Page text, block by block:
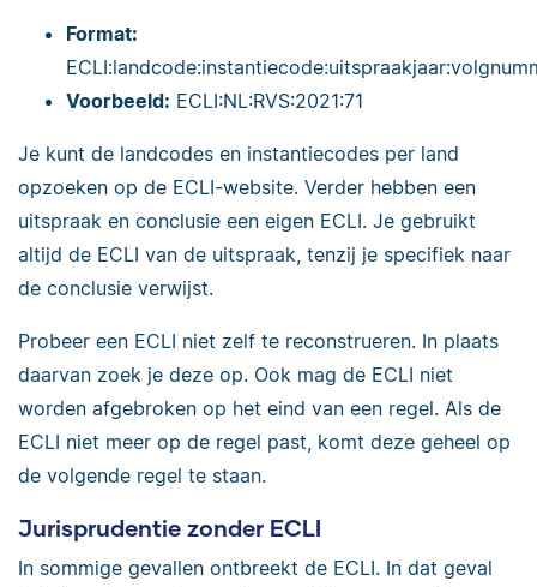
Format:
Voorbeeld: ECLI:NL:RVS:2021:71
Je kunt de landcodes en instantiecodes per land
opzoeken op de ECLI-website. Verder hebben een
uitspraak en conclusie een eigen ECLI. Je gebruikt
altijd de ECLI van de uitspraak, tenzij je specifiek naar
de conclusie verwijst.
Probeer een ECLI niet zelf te reconstrueren. In plaats
daarvan zoek je deze op. Ook mag de ECLI niet
worden afgebroken op het eind van een regel. Als de
ECLI niet meer op de regel past, komt deze geheel op
de volgende regel te staan.
Jurisprudentie zonder ECLI
In sommige gevallen ontbreekt de ECLI. In dat geval